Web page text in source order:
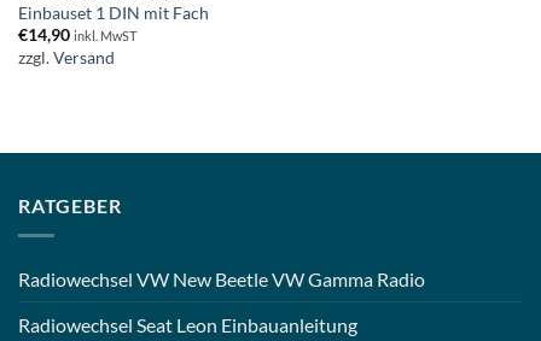
Einbauset 1 DIN mit Fach
€14,90 inkl. MwST
zzgl.Versand
RATGEBER
Radiowechsel VW New Beetle VW Gamma Radio
Radiowechsel Seat Leon Einbauanleitung